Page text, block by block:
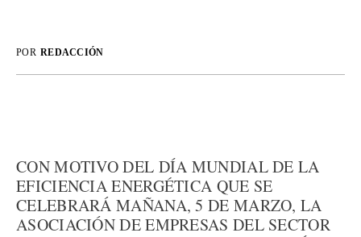
POR REDACCIÓN
CON MOTIVO DEL DÍA MUNDIAL DE LA
EFICIENCIA ENERGÉTICA QUE SE
CELEBRARÁ MAÑANA, 5 DE MARZO, LA
ASOCIACIÓN DE EMPRESAS DEL SECTOR